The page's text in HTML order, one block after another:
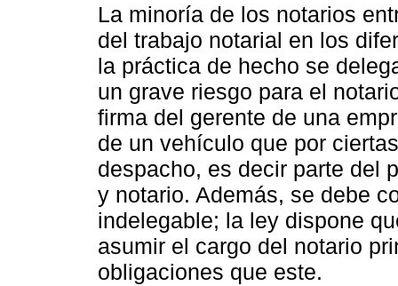
La minoría de los notarios
del trabajo notarial en los
la práctica de hecho se
un grave riesgo para el
firma del gerente de una
de un vehículo que por
despacho, es decir parte del
y notario. Además, se debe
indelegable; la ley dispone
asumir el cargo del notario
obligaciones que este.